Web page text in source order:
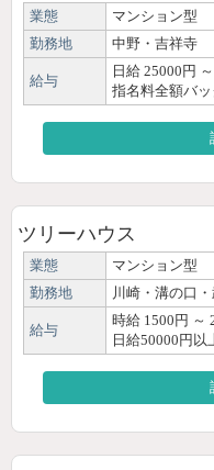
業態
マンション型
勤務地
中野・吉祥寺
給与
日給 25000円
指名料全額バ
ツリーハウス
業態
マンション型
勤務地
川崎・溝の口
給与
時給 1500円 ～
日給50000円以